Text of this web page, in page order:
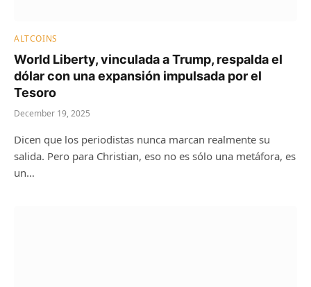
ALTCOINS
World Liberty, vinculada a Trump, respalda el
dólar con una expansión impulsada por el
Tesoro
December 19, 2025
Dicen que los periodistas nunca marcan realmente su
salida. Pero para Christian, eso no es sólo una metáfora, es
un…